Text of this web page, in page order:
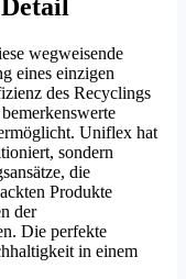
wegweisende
eines einzigen
des Recyclings
Uniflex hat
sondern
die
Produkte
der
Die perfekte
in einem